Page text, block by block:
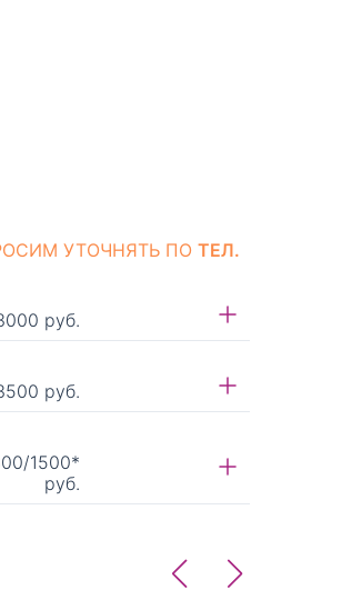
УТОЧНЯТЬ ПО ТЕЛ.
руб.
руб.
1500*
руб.